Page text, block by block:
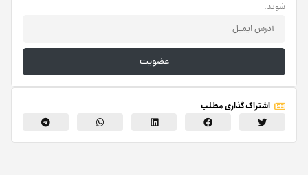
شوید.
عضویت
اشتراک گذاری مطلب